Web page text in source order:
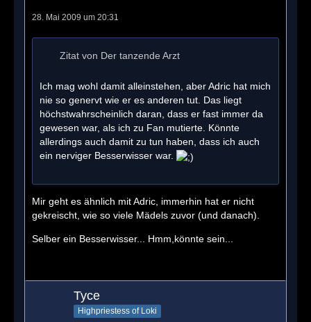
28. Mai 2009 um 20:31
Zitat von Der tanzende Arzt
Ich mag wohl damit alleinstehen, aber Adric hat mich
nie so genervt wie er es anderen tut. Das liegt
höchstwahrscheinlich daran, dass er fast immer da
gewesen war, als ich zu Fan mutierte. Könnte
allerdings auch damit zu tun haben, dass ich auch
ein nerviger Besserwisser war.
Mir geht es ähnlich mit Adric, immerhin hat er nicht
gekreischt, wie so viele Mädels zuvor (und danach).
Selber ein Besserwisser... Hmm,könnte sein...
Tyce
Highpriestess of Loki